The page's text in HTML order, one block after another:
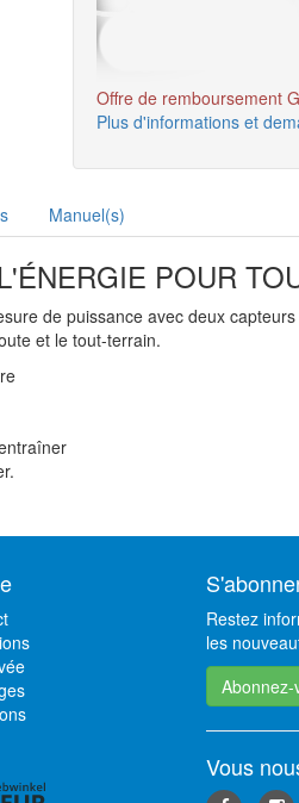
Offre de remboursement
Plus d'informations et
Manuel(s)
POUR
de puissance avec deux
et le tout-terrain.
Restez
les
Abonnez-
Vous